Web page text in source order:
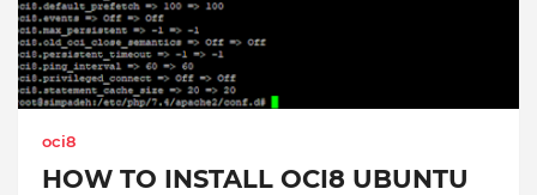
oci8
HOW TO INSTALL OCI8 UBUNTU